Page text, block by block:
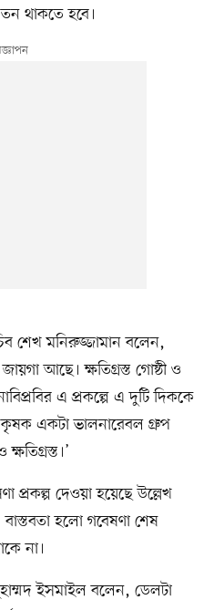
থাকতে হবে।
শেখ মনিরুজ্জামান বলেন,
আছে। ক্ষতিগ্রস্ত গোষ্ঠী ও
এ প্রকল্পে এ দুটি দিককে
কৃষক একটা ভালনারেবল গ্রুপ
প্রকল্প দেওয়া হয়েছে উল্লেখ
হলো গবেষণা শেষ
না।
ইসমাইল বলেন, ডেলটা